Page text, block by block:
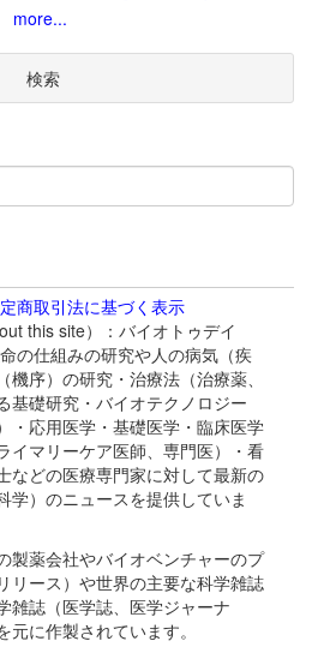
more...
検索
商取引法に基づく表示
this site）：バイオトゥデイ
の仕組みの研究や人の病気（疾
序）の研究・治療法（治療薬、
基礎研究・バイオテクノロジー
・応用医学・基礎医学・臨床医学
イマリーケア医師、専門医）・看
などの医療専門家に対して最新の
学）のニュースを提供していま
製薬会社やバイオベンチャーのプ
リース）や世界の主要な科学雑誌
雑誌（医学誌、医学ジャーナ
に作製されています。